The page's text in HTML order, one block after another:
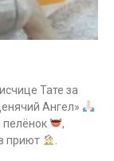
Тате за
Ангел»
пелёнок
,
приют